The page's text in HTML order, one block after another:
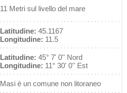
11 Metri sul livello del mare
Latitudine: 45.1167
Longitudine: 11.5
Latitudine: 45° 7' 0'' Nord
Longitudine: 11° 30' 0'' Est
Masi è un comune non litoraneo